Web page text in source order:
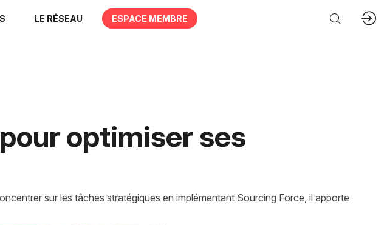
LE RÉSEAU ESPACE MEMBRE
optimiser ses
sur les tâches stratégiques en implémentant Sourcing Force, il apporte